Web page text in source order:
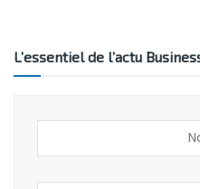
L’essentiel de l’actu